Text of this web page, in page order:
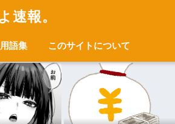
速報。
語集 このサイトについて